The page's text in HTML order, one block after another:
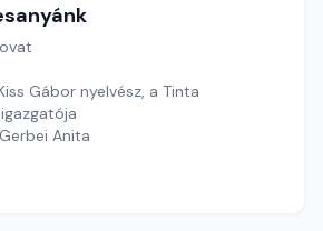
Gábor nyelvész, a Tinta
Anita